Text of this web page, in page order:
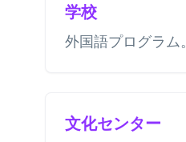
学校
外国語プログラム。
文化センター